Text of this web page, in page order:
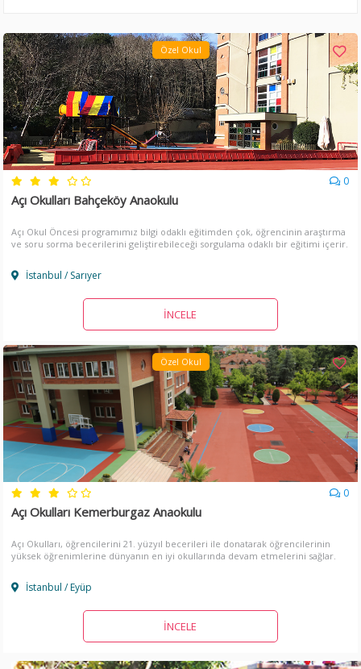
Özel Okul
0
Açı Okulları Bahçeköy Anaokulu
Açı Okul Öncesi programımız bilgi odaklı eğitimden çok, öğrencinin araştırma
ve soru sorma becerilerini geliştirebileceği sorgulama odaklı bir eğitimi içerir.
İstanbul / Sarıyer
İNCELE
Özel Okul
0
Açı Okulları Kemerburgaz Anaokulu
Açı Okulları, öğrencilerini 21. yüzyıl becerileri ile donatarak öğrencilerinin
yüksek öğrenimlerine dünyanın en iyi okullarında devam etmelerini sağlar.
İstanbul / Eyüp
İNCELE